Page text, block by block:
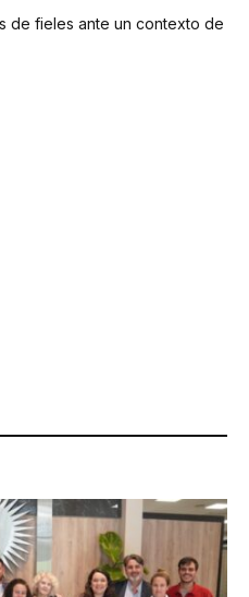
de fieles ante un contexto de